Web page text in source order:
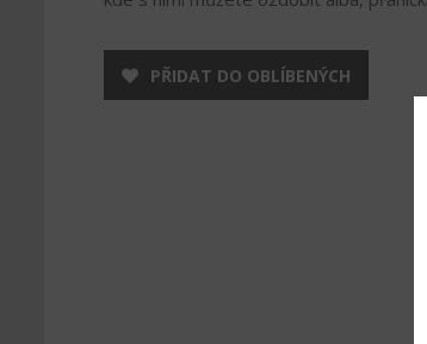
PŘIDAT DO OBLÍBENÝCH